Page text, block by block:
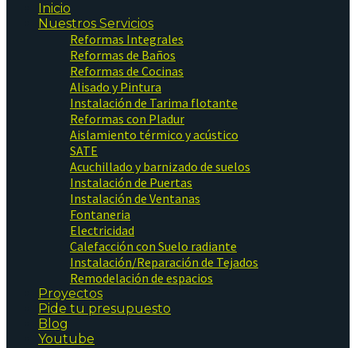
Inicio
Nuestros Servicios
Reformas Integrales
Reformas de Baños
Reformas de Cocinas
Alisado y Pintura
Instalación de Tarima flotante
Reformas con Pladur
Aislamiento térmico y acústico
SATE
Acuchillado y barnizado de suelos
Instalación de Puertas
Instalación de Ventanas
Fontaneria
Electricidad
Calefacción con Suelo radiante
Instalación/Reparación de Tejados
Remodelación de espacios
Proyectos
Pide tu presupuesto
Blog
Youtube